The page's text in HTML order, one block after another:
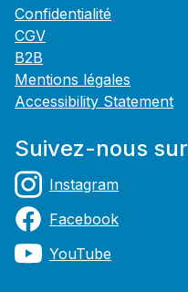
Confidentialité
CGV
B2B
Mentions légales
Accessibility Statement
Suivez-nous sur
Instagram
Facebook
YouTube